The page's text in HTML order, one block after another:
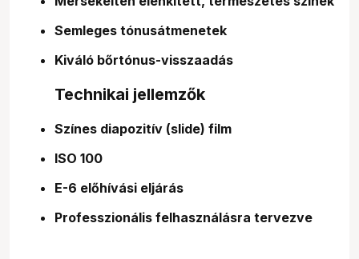
Semleges tónusátmenetek
Kiváló bőrtónus-visszaadás
Technikai jellemzők
Színes diapozitív (slide) film
ISO 100
E-6 előhívási eljárás
Professzionális felhasználásra tervezve